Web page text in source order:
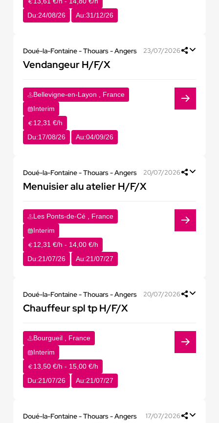
Du:24/08/26 Au:31/12/26
Doué-la-Fontaine - Thouars - Angers 23/07/2026
Vendangeur H/F/X
Bellevigne-en-Layon , France
Interim
12,31 €/h
Du:17/08/26 Au:04/09/26
Doué-la-Fontaine - Thouars - Angers 20/07/2026
Menuisier alu atelier H/F/X
Les Ponts-de-Cé , France
Interim
12,31 €/h - 14,00 €/h
Du:21/07/26 Au:21/07/27
Doué-la-Fontaine - Thouars - Angers 20/07/2026
Chauffeur spl tp H/F/X
Bourgueil , France
Interim
13,50 €/h - 15,00 €/h
Du:21/07/26 Au:21/07/27
Doué-la-Fontaine - Thouars - Angers 17/07/2026